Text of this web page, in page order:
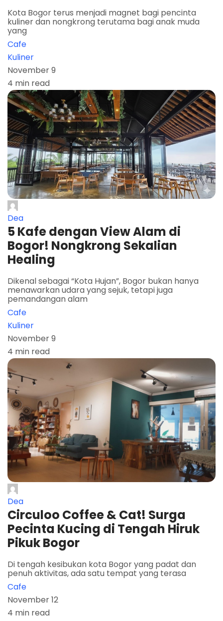
Kota Bogor terus menjadi magnet bagi pencinta
kuliner dan nongkrong terutama bagi anak muda
yang
Cafe
Kuliner
November 9
4 min read
Dea
5 Kafe dengan View Alam di
Bogor! Nongkrong Sekalian
Healing
Dikenal sebagai “Kota Hujan”, Bogor bukan hanya
menawarkan udara yang sejuk, tetapi juga
pemandangan alam
Cafe
Kuliner
November 9
4 min read
Dea
Circuloo Coffee & Cat! Surga
Pecinta Kucing di Tengah Hiruk
Pikuk Bogor
Di tengah kesibukan kota Bogor yang padat dan
penuh aktivitas, ada satu tempat yang terasa
Cafe
November 12
4 min read